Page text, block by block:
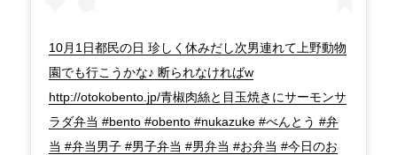
10月1日都民の日 珍しく休みだし次男連れて上野動物
園でも行こうかな♪ 断られなければw
http://otokobento.jp/青椒肉絲と目玉焼きにサーモンサ
ラダ弁当 #bento #obento #nukazuke #べんとう #弁
当 #弁当男子 #男子弁当 #男弁当 #お弁当 #今日のお